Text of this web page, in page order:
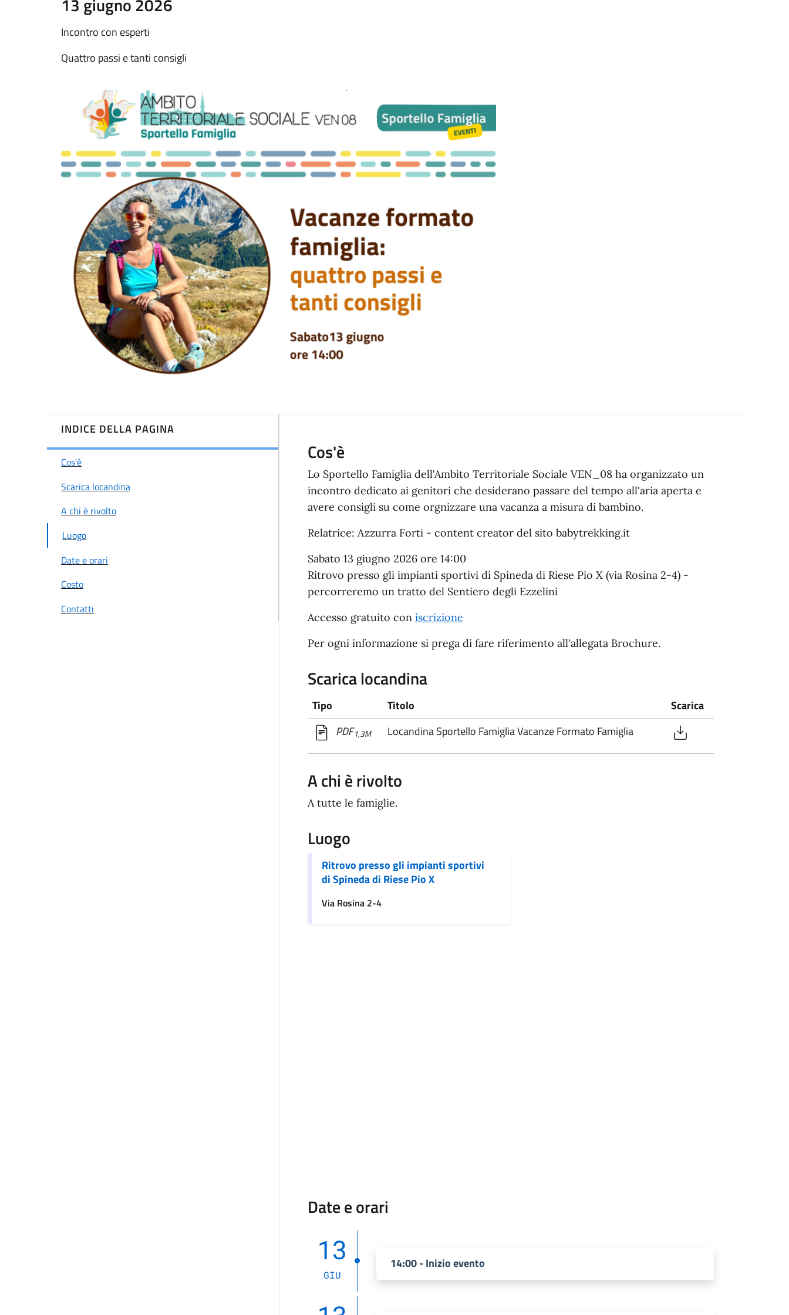
13 giugno 2026
Incontro con esperti
Quattro passi e tanti consigli
INDICE DELLA PAGINA
Cos'è
Scarica locandina
A chi è rivolto
Luogo
Date e orari
Costo
Contatti
Cos'è
Lo Sportello Famiglia dell'Ambito Territoriale Sociale VEN_08 ha organizzato un
incontro dedicato ai genitori che desiderano passare del tempo all'aria aperta e
avere consigli su come orgnizzare una vacanza a misura di bambino.
Relatrice: Azzurra Forti - content creator del sito babytrekking.it
Sabato 13 giugno 2026 ore 14:00
Ritrovo presso gli impianti sportivi di Spineda di Riese Pio X (via Rosina 2-4) -
percorreremo un tratto del Sentiero degli Ezzelini
Accesso gratuito con iscrizione
Per ogni informazione si prega di fare riferimento all'allegata Brochure.
Scarica locandina
Tipo Titolo
Scarica
PDF1,3M Locandina Sportello Famiglia Vacanze Formato Famiglia
A chi è rivolto
A tutte le famiglie.
Luogo
Ritrovo presso gli impianti sportivi
di Spineda di Riese Pio X
Via Rosina 2-4
Date e orari
13
GIU
14:00 - Inizio evento